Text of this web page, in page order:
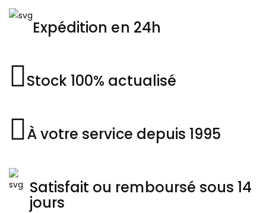
Expédition en 24h
Stock 100% actualisé
À votre service depuis 1995
Satisfait ou remboursé sous 14
jours